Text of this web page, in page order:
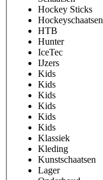
Hockey Sticks
Hockeyschaatsen
HTB
Hunter
IceTec
IJzers
Kids
Kids
Kids
Kids
Kids
Kids
Klassiek
Kleding
Kunstschaatsen
Lager